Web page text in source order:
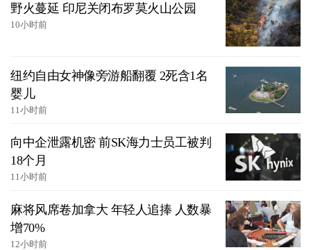
野火蔓延 印尼关闭布罗莫火山公园
10小时前
纽约自由女神像旁游船翻覆 2死含1名
婴儿
11小时前
向中企泄露机密 前SK海力士员工被判
18个月
11小时前
麻将风席卷加拿大 年轻人追捧 人数暴
增70%
12小时前